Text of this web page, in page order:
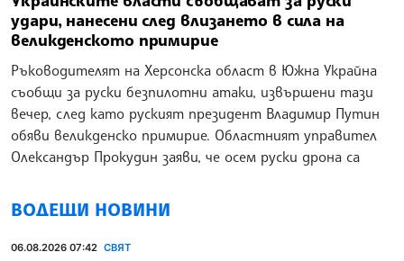
удари, нанесени след влизането в сила на
великденското примирие
Ръководителят на Херсонска област в Южна Украйна
съобщи за руски безпилотни атаки, извършени тази
вечер, след като руският президент Владимир Путин
обяви великденско примирие. Областният управител
Олександър Прокудин заяви, че осем руски дрона са
ВОДЕЩИ НОВИНИ
06.08.2026 07:42 СВЯТ